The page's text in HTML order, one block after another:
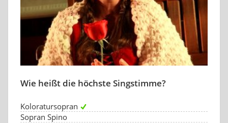
Wie heißt die höchste Singstimme?
Koloratursopran
Sopran Spino